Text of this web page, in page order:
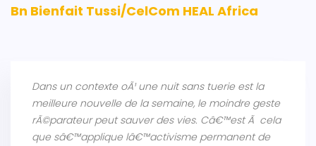
Bn Bienfait Tussi/CelCom HEAL Africa
Dans un contexte oÃ¹ une nuit sans tuerie est la
meilleure nouvelle de la semaine, le moindre geste
rÃ©parateur peut sauver des vies. Câ€™est Ã cela
que sâ€™applique lâ€™activisme permanent de